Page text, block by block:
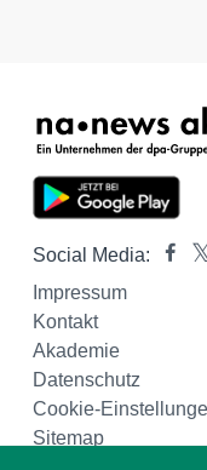
Social Media:
Impressum
Kontakt
Akademie
Datenschutz
Cookie-
Sitemap